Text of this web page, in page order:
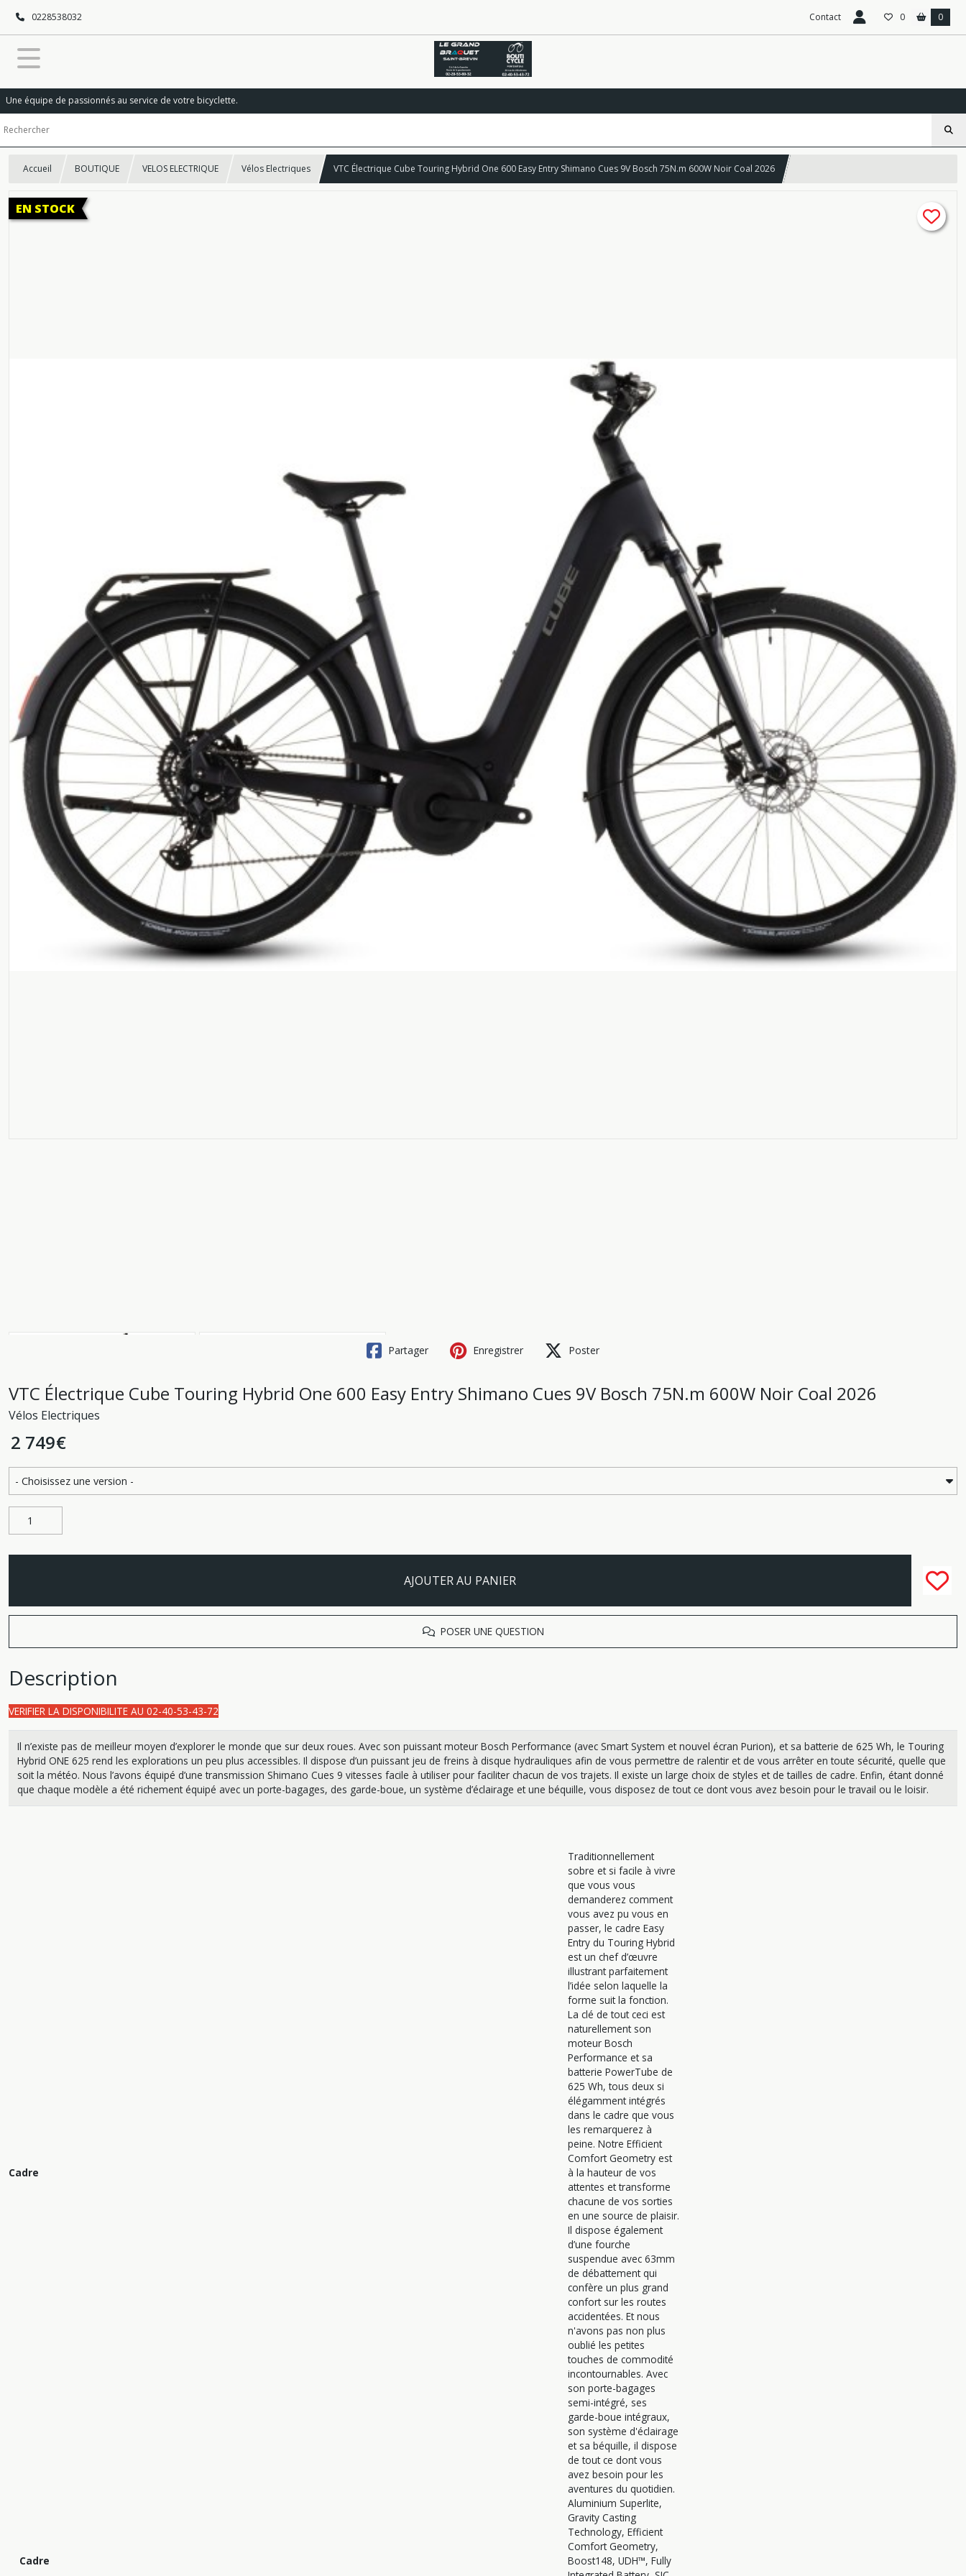
0228538032 Contact 0 0
Une équipe de passionnés au service de votre bicyclette.
Accueil BOUTIQUE VELOS ELECTRIQUE Vélos Electriques VTC Électrique Cube Touring Hybrid One 600 Easy Entry Shimano Cues 9V Bosch 75N.m 600W Noir Coal 2026
EN STOCK
Partager Enregistrer Poster
VTC Électrique Cube Touring Hybrid One 600 Easy Entry Shimano Cues 9V Bosch 75N.m 600W Noir Coal 2026
Vélos Electriques
2 749€
AJOUTER AU PANIER
POSER UNE QUESTION
Description
VERIFIER LA DISPONIBILITE AU 02-40-53-43-72
Il n’existe pas de meilleur moyen d’explorer le monde que sur deux roues. Avec son puissant moteur Bosch Performance (avec Smart System et nouvel écran Purion), et sa batterie de 625 Wh, le Touring
Hybrid ONE 625 rend les explorations un peu plus accessibles. Il dispose d’un puissant jeu de freins à disque hydrauliques afin de vous permettre de ralentir et de vous arrêter en toute sécurité, quelle que
soit la météo. Nous l’avons équipé d’une transmission Shimano Cues 9 vitesses facile à utiliser pour faciliter chacun de vos trajets. Il existe un large choix de styles et de tailles de cadre. Enfin, étant donné
que chaque modèle a été richement équipé avec un porte-bagages, des garde-boue, un système d’éclairage et une béquille, vous disposez de tout ce dont vous avez besoin pour le travail ou le loisir.
Cadre
Traditionnellement
sobre et si facile à vivre
que vous vous
demanderez comment
vous avez pu vous en
passer, le cadre Easy
Entry du Touring Hybrid
est un chef d’œuvre
illustrant parfaitement
l’idée selon laquelle la
forme suit la fonction.
La clé de tout ceci est
naturellement son
moteur Bosch
Performance et sa
batterie PowerTube de
625 Wh, tous deux si
élégamment intégrés
dans le cadre que vous
les remarquerez à
peine. Notre Efficient
Comfort Geometry est
à la hauteur de vos
attentes et transforme
chacune de vos sorties
en une source de plaisir.
Il dispose également
d’une fourche
suspendue avec 63mm
de débattement qui
confère un plus grand
confort sur les routes
accidentées. Et nous
n'avons pas non plus
oublié les petites
touches de commodité
incontournables. Avec
son porte-bagages
semi-intégré, ses
garde-boue intégraux,
son système d'éclairage
et sa béquille, il dispose
de tout ce dont vous
avez besoin pour les
aventures du quotidien.
Cadre
Aluminium Superlite,
Gravity Casting
Technology, Efficient
Comfort Geometry,
Boost148, UDH™, Fully